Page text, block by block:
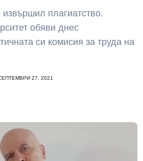
плагиатство.
обяви днес
си комисия за труда на
27, 2021